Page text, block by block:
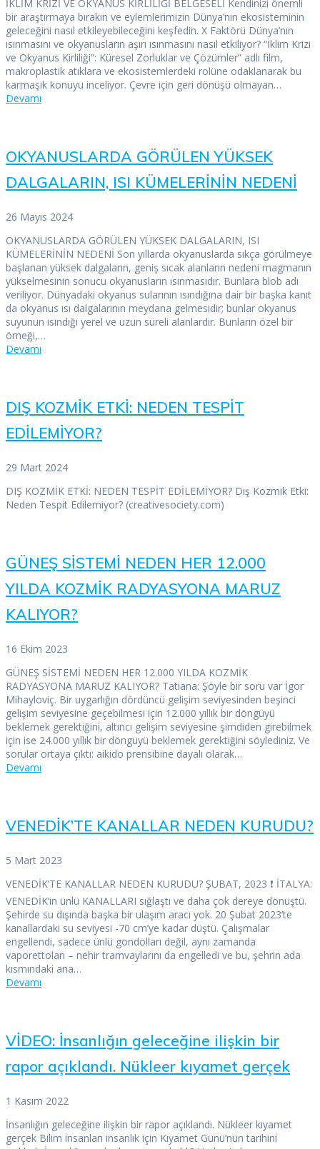
İKLİM KRİZİ VE OKYANUS KİRLİLİĞİ BELGESELİ Kendinizi önemli
bir araştırmaya bırakın ve eylemlerimizin Dünya’nın ekosisteminin
geleceğini nasıl etkileyebileceğini keşfedin. X Faktörü Dünya’nın
ısınmasını ve okyanusların aşırı ısınmasını nasıl etkiliyor? “İklim Krizi
ve Okyanus Kirliliği”: Küresel Zorluklar ve Çözümler” adlı film,
makroplastik atıklara ve ekosistemlerdeki rolüne odaklanarak bu
karmaşık konuyu inceliyor. Çevre için geri dönüşü olmayan…
Devamı
OKYANUSLARDA GÖRÜLEN YÜKSEK
DALGALARIN, ISI KÜMELERİNİN NEDENİ
26 Mayıs 2024
OKYANUSLARDA GÖRÜLEN YÜKSEK DALGALARIN, ISI
KÜMELERİNİN NEDENİ Son yıllarda okyanuslarda sıkça görülmeye
başlanan yüksek dalgaların, geniş sıcak alanların nedeni magmanın
yükselmesinin sonucu okyanusların ısınmasıdır. Bunlara blob adı
veriliyor. Dünyadaki okyanus sularının ısındığına dair bir başka kanıt
da okyanus ısı dalgalarının meydana gelmesidir; bunlar okyanus
suyunun ısındığı yerel ve uzun süreli alanlardır. Bunların özel bir
örneği,…
Devamı
DIŞ KOZMİK ETKİ: NEDEN TESPİT
EDİLEMİYOR?
29 Mart 2024
DIŞ KOZMİK ETKİ: NEDEN TESPİT EDİLEMİYOR? Dış Kozmik Etki:
Neden Tespit Edilemiyor? (creativesociety.com)
GÜNEŞ SİSTEMİ NEDEN HER 12.000
YILDA KOZMİK RADYASYONA MARUZ
KALIYOR?
16 Ekim 2023
GÜNEŞ SİSTEMİ NEDEN HER 12.000 YILDA KOZMİK
RADYASYONA MARUZ KALIYOR? Tatiana: Şöyle bir soru var İgor
Mihayloviç. Bir uygarlığın dördüncü gelişim seviyesinden beşinci
gelişim seviyesine geçebilmesi için 12.000 yıllık bir döngüyü
beklemek gerektiğini, altıncı gelişim seviyesine şimdiden girebilmek
için ise 24.000 yıllık bir döngüyü beklemek gerektiğini söylediniz. Ve
sorular ortaya çıktı: aikido prensibine dayalı olarak…
Devamı
VENEDİK’TE KANALLAR NEDEN KURUDU?
5 Mart 2023
VENEDİK’TE KANALLAR NEDEN KURUDU? ŞUBAT, 2023 ❗ İTALYA:
VENEDİK’in ünlü KANALLARI sığlaştı ve daha çok dereye dönüştü.
Şehirde su dışında başka bir ulaşım aracı yok. 20 Şubat 2023’te
kanallardaki su seviyesi -70 cm’ye kadar düştü. Çalışmalar
engellendi, sadece ünlü gondolları değil, aynı zamanda
vaporettoları – nehir tramvaylarını da engelledi ve bu, şehrin ada
kısmındaki ana…
Devamı
VİDEO: İnsanlığın geleceğine ilişkin bir
rapor açıklandı. Nükleer kıyamet gerçek
1 Kasım 2022
İnsanlığın geleceğine ilişkin bir rapor açıklandı. Nükleer kıyamet
gerçek Bilim insanları insanlık için Kıyamet Günü’nün tarihini